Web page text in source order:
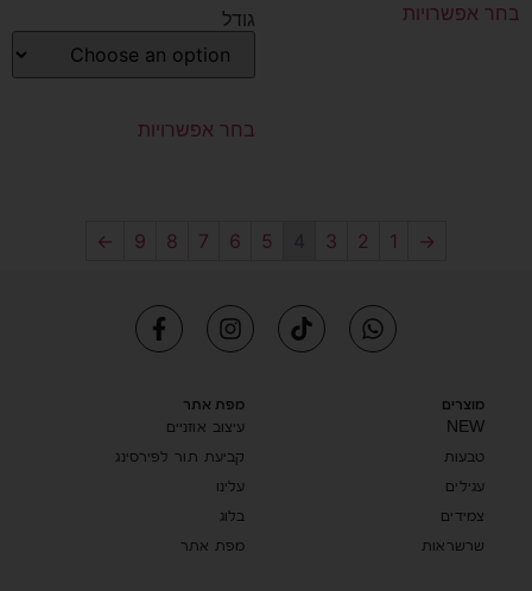
בחר אפשרויות גודל
בחר אפשרויות
→
1
2
3
4
5
6
7
8
9
←
מוצרים
NEW
טבעות
עגילים
צמידים
שרשראות
מפת אתר
עיצוב אוזניים
קביעת תור לפירסינג
עלינו
בלוג
מפת אתר